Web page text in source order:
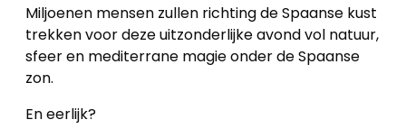
Miljoenen mensen zullen richting de Spaanse kust
trekken voor deze uitzonderlijke avond vol natuur,
sfeer en mediterrane magie onder de Spaanse
zon.
En eerlijk?